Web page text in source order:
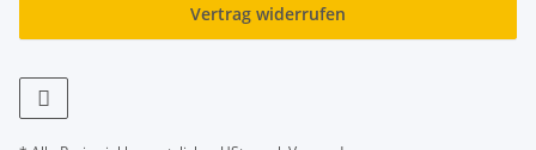
Vertrag widerrufen